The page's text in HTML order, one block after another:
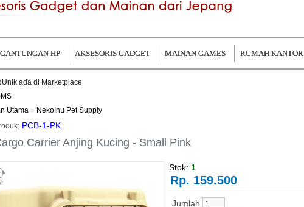
GANTUNGAN HP AKSESORIS GADGET MAINAN GAMES RUMAH KANTOR
Utama » NekoInu Pet Supply
PCB-1-PK
Carrier Anjing Kucing - Small Pink
Stok: 1
Rp. 159.500
Jumlah